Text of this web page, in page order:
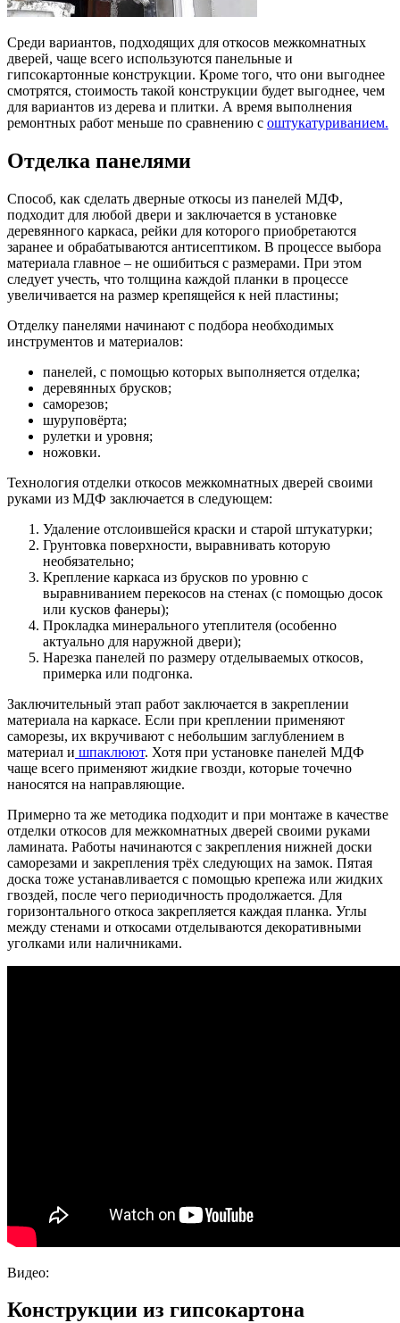
Среди вариантов, подходящих для откосов межкомнатных
дверей, чаще всего используются панельные и
гипсокартонные конструкции. Кроме того, что они выгоднее
смотрятся, стоимость такой конструкции будет выгоднее, чем
для вариантов из дерева и плитки. А время выполнения
ремонтных работ меньше по сравнению с оштукатуриванием.
Отделка панелями
Способ, как сделать дверные откосы из панелей МДФ,
подходит для любой двери и заключается в установке
деревянного каркаса, рейки для которого приобретаются
заранее и обрабатываются антисептиком. В процессе выбора
материала главное – не ошибиться с размерами. При этом
следует учесть, что толщина каждой планки в процессе
увеличивается на размер крепящейся к ней пластины;
Отделку панелями начинают с подбора необходимых
инструментов и материалов:
панелей, с помощью которых выполняется отделка;
деревянных брусков;
саморезов;
шуруповёрта;
рулетки и уровня;
ножовки.
Технология отделки откосов межкомнатных дверей своими
руками из МДФ заключается в следующем:
Удаление отслоившейся краски и старой штукатурки;
Грунтовка поверхности, выравнивать которую
необязательно;
Крепление каркаса из брусков по уровню с
выравниванием перекосов на стенах (с помощью досок
или кусков фанеры);
Прокладка минерального утеплителя (особенно
актуально для наружной двери);
Нарезка панелей по размеру отделываемых откосов,
примерка или подгонка.
Заключительный этап работ заключается в закреплении
материала на каркасе. Если при креплении применяют
саморезы, их вкручивают с небольшим заглублением в
материал и шпаклюют. Хотя при установке панелей МДФ
чаще всего применяют жидкие гвозди, которые точечно
наносятся на направляющие.
Примерно та же методика подходит и при монтаже в качестве
отделки откосов для межкомнатных дверей своими руками
ламината. Работы начинаются с закрепления нижней доски
саморезами и закрепления трёх следующих на замок. Пятая
доска тоже устанавливается с помощью крепежа или жидких
гвоздей, после чего периодичность продолжается. Для
горизонтального откоса закрепляется каждая планка. Углы
между стенами и откосами отделываются декоративными
уголками или наличниками.
Видео:
Конструкции из гипсокартона